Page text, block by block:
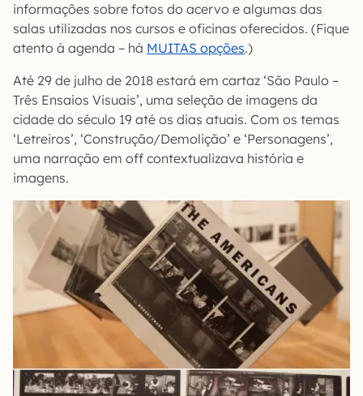
informações sobre fotos do acervo e algumas das
salas utilizadas nos cursos e oficinas oferecidos. (Fique
atento à agenda – há MUITAS opções.)
Até 29 de julho de 2018 estará em cartaz ‘São Paulo –
Três Ensaios Visuais’, uma seleção de imagens da
cidade do século 19 até os dias atuais. Com os temas
‘Letreiros’, ‘Construção/Demolição’ e ‘Personagens’,
uma narração em off contextualizava história e
imagens.